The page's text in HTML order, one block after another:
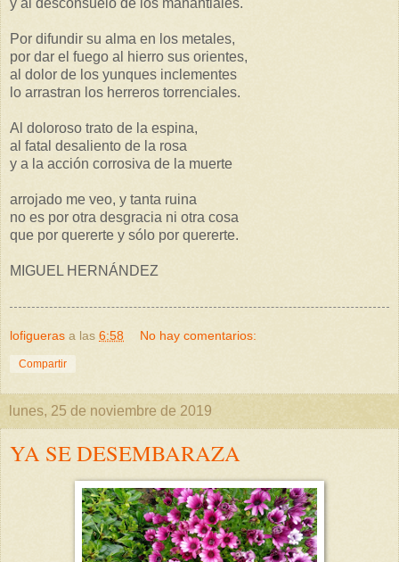
Por difundir su alma en los metales,
por dar el fuego al hierro sus orientes,
al dolor de los yunques inclementes
lo arrastran los herreros torrenciales.
Al doloroso trato de la espina,
al fatal desaliento de la rosa
y a la acción corrosiva de la muerte
arrojado me veo, y tanta ruina
no es por otra desgracia ni otra cosa
que por quererte y sólo por quererte.
MIGUEL HERNÁNDEZ
lofigueras a las 6:58 No hay comentarios:
Compartir
lunes, 25 de noviembre de 2019
YA SE DESEMBARAZA